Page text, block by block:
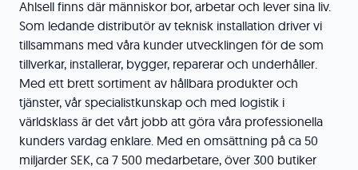
Ahlsell finns där människor bor, arbetar och lever sina liv.
Som ledande distributör av teknisk installation driver vi
tillsammans med våra kunder utvecklingen för de som
tillverkar, installerar, bygger, reparerar och underhåller.
Med ett brett sortiment av hållbara produkter och
tjänster, vår specialistkunskap och med logistik i
världsklass är det vårt jobb att göra våra professionella
kunders vardag enklare. Med en omsättning på ca 50
miljarder SEK, ca 7 500 medarbetare, över 300 butiker